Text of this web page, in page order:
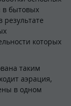
в бытовых
которых
таким
аэрация,
в одном